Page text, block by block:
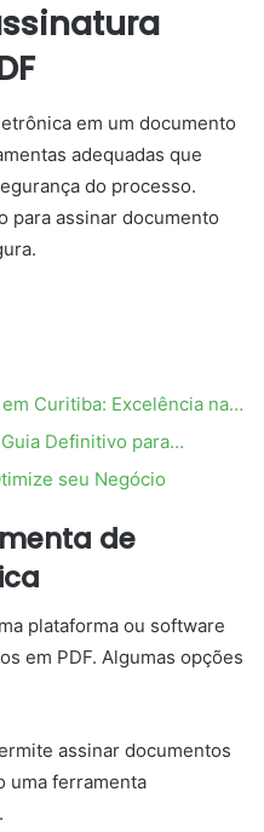
em um documento
adequadas que
do processo.
para assinar documento
Curitiba: Excelência na…
Definitivo para…
seu Negócio
de
plataforma ou software
em PDF. Algumas opções
assinar documentos
uma ferramenta